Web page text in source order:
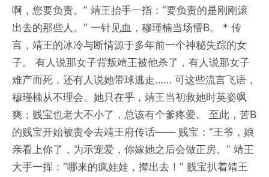
啊，您要负责。” 靖王抬手一指：“要负责的是刚刚滚
出去的那些人。” 一针见血，穆瑾楠当场懵B。 * 传
言，靖王的冰冷与断情源于多年前一个神秘失踪的女
子。 有人说那女子背叛靖王被他杀了，有人说那女子
难产而死，还有人说她带球逃走…… 可这些流言飞语，
穆瑾楠从不理会。她只在乎，靖王当初救她时英姿飒
爽；贱宝也老大不小了，总该有个爹疼爱。 至此，苦B
的贱宝开始被责令去靖王府传话—— 贱宝：“王爷，娘
亲看上你了，为示宠爱，你嫁她之后会做正房。” 靖王
大手一挥：“哪来的疯娃娃，撵出去！” 贱宝扒着靖王